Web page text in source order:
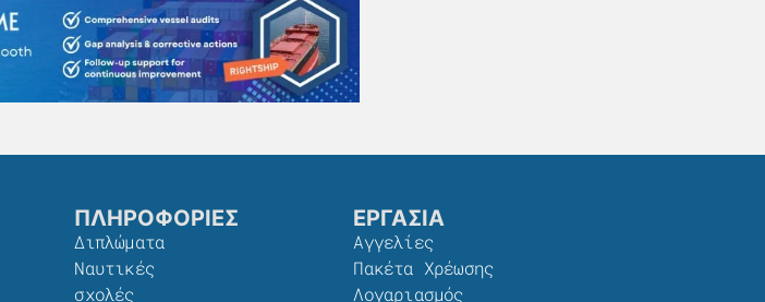
ΠΛΗΡΟΦΟΡΙΕΣ
Διπλώματα
Ναυτικές
σχολές
ΕΡΓΑΣΙΑ
Αγγελίες
Πακέτα Χρέωσης​
Λογαριασμός